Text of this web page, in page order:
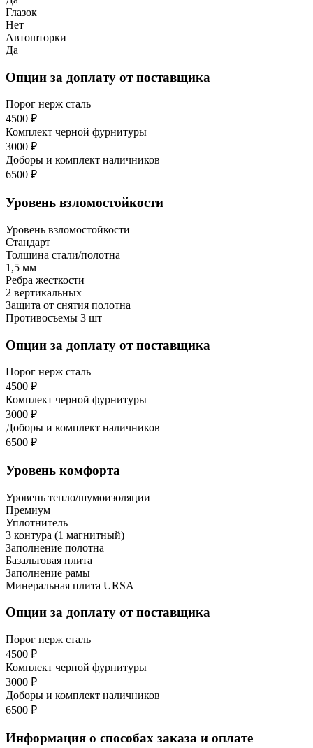
Глазок
Нет
Автошторки
Да
Опции за доплату от поставщика
Порог нерж сталь
4500 ₽
Комплект черной фурнитуры
3000 ₽
Доборы и комплект наличников
6500 ₽
Уровень взломостойкости
Уровень взломостойкости
Стандарт
Толщина стали/полотна
1,5 мм
Ребра жесткости
2 вертикальных
Защита от снятия полотна
Противосъемы 3 шт
Опции за доплату от поставщика
Порог нерж сталь
4500 ₽
Комплект черной фурнитуры
3000 ₽
Доборы и комплект наличников
6500 ₽
Уровень комфорта
Уровень тепло/шумоизоляции
Премиум
Уплотнитель
3 контура (1 магнитный)
Заполнение полотна
Базальтовая плита
Заполнение рамы
Минеральная плита URSA
Опции за доплату от поставщика
Порог нерж сталь
4500 ₽
Комплект черной фурнитуры
3000 ₽
Доборы и комплект наличников
6500 ₽
Информация о способах заказа и оплате